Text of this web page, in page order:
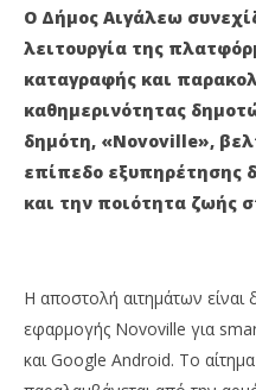
Απριλίου
2021
Maxitis
Petroupolis
Ο Δήμος Αιγάλεω
λειτουργία της
καταγραφής και
καθημερινότητας
δημότη, «Novoville»,
επίπεδο εξυπηρέτησης
και την ποιότητα ζωής
Η αποστολή αιτημάτων
εφαρμογής Novoville για
και Google Android. Το